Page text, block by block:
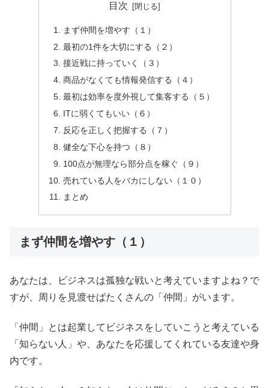
目次
まず仲間を増やす（１）
最初の1件を大切にする（２）
接近戦に持っていく（３）
商品がなくても情報発信する（４）
最初は効率を度外視して集客する（５）
ITに弱くてもいい（６）
反応を正しく把握する（７）
健全な下心を持つ（８）
100点が無理なら部分点を稼ぐ（９）
売れている人をバカにしない（１０）
まとめ
まず仲間を増やす（１）
あなたは、ビジネスは孤独な戦いと考えていますよね？で
すが、周りを見渡せばたくさんの「仲間」がいます。
「仲間」とは起業してビジネスをしていこうと考えている
「知らない人」や、あなたを応援してくれている友達や身
内です。